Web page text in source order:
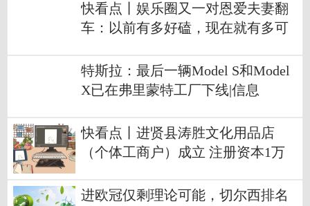
快看点丨娱乐圈又一对恩爱夫妻翻
车：以前有多好磕，现在就有多可
特斯拉：最后一辆Model S和Model
X已在弗里蒙特工厂下线|信息
快看点丨进贤县涛胜文化用品店
（个体工商户）成立 注册资本1万
进欧冠仅剩理论可能，切尔西排名